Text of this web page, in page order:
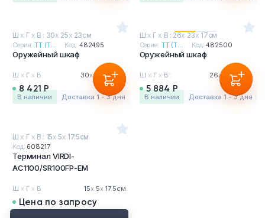
Ш х Г х В : 30х 25х 23см
Серия:ТТ (T... Код: 482495
Оружейный шкаф
Ш х Г х В : 30х25 х23см
8 421 Р
в наличии Доставка 1 - 3 дня
Ш х Г х В : 26х 23х 17см
Серия: ТТ (T... Код:482500
Оружейный шкаф
Ш х Г х В : 26х 23х17см
5 884 Р
в наличии Доставка 1 - 3 дня
Ш х Г х В : 15х 5х 17.5см
Код: 608217
Терминал VIRDI-
AC1100/SR100FP-EM
Ш х Г х В : 15х5х17.5см
Цена по запросу